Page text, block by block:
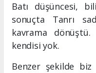
Batı düşüncesi,
sonuçta Tanrı
kavrama
kendisi yok.
Benzer şekilde biz